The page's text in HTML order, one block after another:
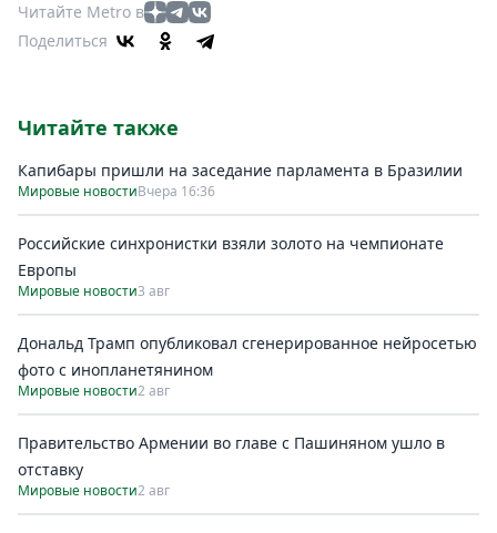
Читайте Metro в
Поделиться
Читайте также
Капибары пришли на заседание парламента в Бразилии
Мировые новостиВчера 16:36
Российские синхронистки взяли золото на чемпионате
Европы
Мировые новости3 авг
Дональд Трамп опубликовал сгенерированное нейросетью
фото с инопланетянином
Мировые новости2 авг
Правительство Армении во главе с Пашиняном ушло в
отставку
Мировые новости2 авг